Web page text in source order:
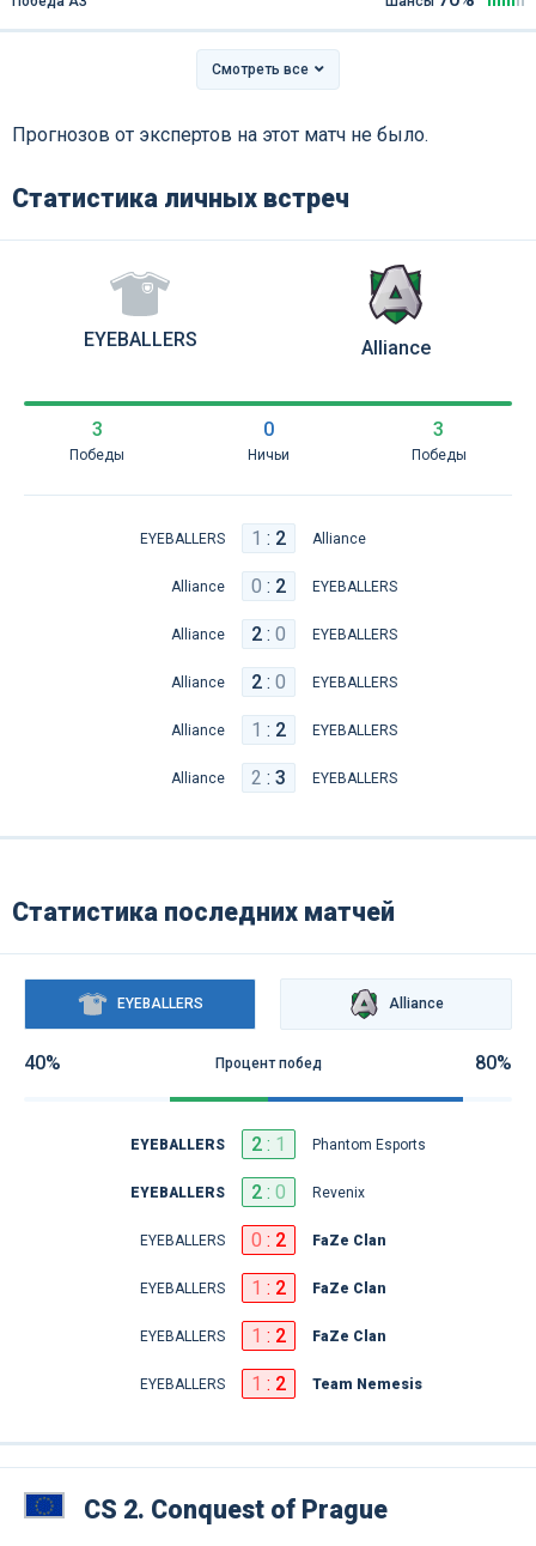
Смотреть все
Прогнозов от экспертов на этот матч не было.
Статистика личных встреч
EYEBALLERS
3
Победы
0
Ничьи
3
Победы
Alliance
EYEBALLERS 1 : 2 Alliance
Alliance 0 : 2 EYEBALLERS
Alliance 2: 0 EYEBALLERS
Alliance 2: 0 EYEBALLERS
Alliance 1 : 2 EYEBALLERS
Alliance 2 : 3 EYEBALLERS
Статистика последних матчей
EYEBALLERS Alliance
40% Процент побед 80%
EYEBALLERS 2: 1 Phantom Esports
EYEBALLERS 2: 0 Revenix
EYEBALLERS 0 : 2 FaZe Clan
EYEBALLERS 1 : 2 FaZe Clan
EYEBALLERS 1 : 2 FaZe Clan
EYEBALLERS 1 : 2 Team Nemesis
CS 2. Conquest of Prague